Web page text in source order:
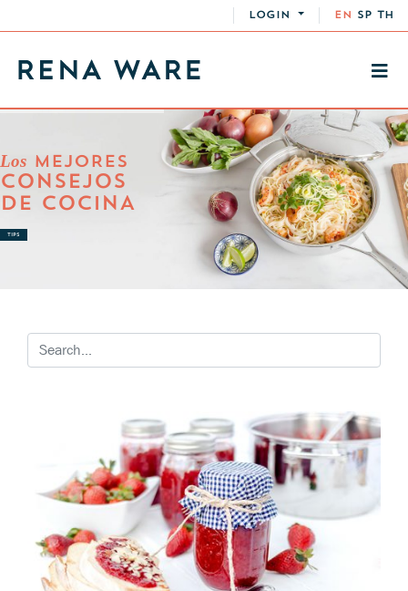
LOGIN EN SP TH
Los MEJORES
CONSEJOS
DE COCINA
TIPS